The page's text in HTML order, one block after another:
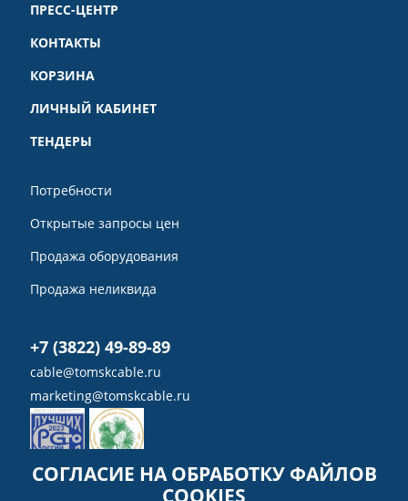
ПРЕСС-ЦЕНТР
КОНТАКТЫ
КОРЗИНА
ЛИЧНЫЙ КАБИНЕТ
ТЕНДЕРЫ
Потребности
Открытые запросы цен
Продажа оборудования
Продажа неликвида
+7 (3822) 49-89-89
cable@tomskcable.ru
marketing@tomskcable.ru
СОГЛАСИЕ НА ОБРАБОТКУ ФАЙЛОВ
COOKIES